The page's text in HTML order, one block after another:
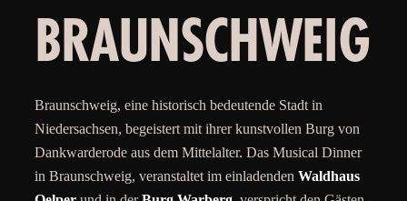
BRAUNSCHWEIG
Braunschweig, eine historisch bedeutende Stadt in
Niedersachsen, begeistert mit ihrer kunstvollen Burg von
Dankwarderode aus dem Mittelalter. Das Musical Dinner
in Braunschweig, veranstaltet im einladenden Waldhaus